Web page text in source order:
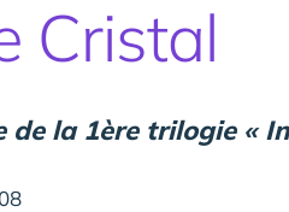
Cristal
de la 1ère trilogie «